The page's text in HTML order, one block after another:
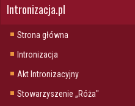
Intronizacja.pl
Strona główna
Intronizacja
Akt Intronizacyjny
Stowarzyszenie „Róża"